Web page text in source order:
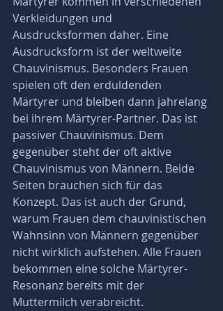
Verkleidungen und
Ausdrucksformen daher. Eine
Ausdrucksform ist der weltweite
Chauvinismus. Besonders Frauen
spielen oft den erduldenden
Märtyrer und bleiben dann jahrelang
bei ihrem Märtyrer-Partner. Das ist
passiver Chauvinismus. Dem
gegenüber steht der oft aktive
Chauvinismus von Männern. Beide
Seiten brauchen sich für das
Konzept. Das ist auch der Grund,
warum Frauen dem chauvinistischen
Wahnsinn von Männern gegenüber
nicht wirklich aufstehen. Alle Frauen
bekommen eine solche Märtyrer-
Resonanz bereits mit der
Muttermilch verabreicht.